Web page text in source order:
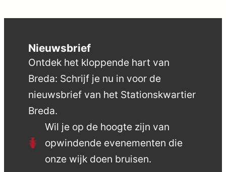
Nieuwsbrief
Ontdek het kloppende hart van
Breda: Schrijf je nu in voor de
nieuwsbrief van het Stationskwartier
Breda.
Wil je op de hoogte zijn van
opwindende evenementen die
onze wijk doen bruisen.